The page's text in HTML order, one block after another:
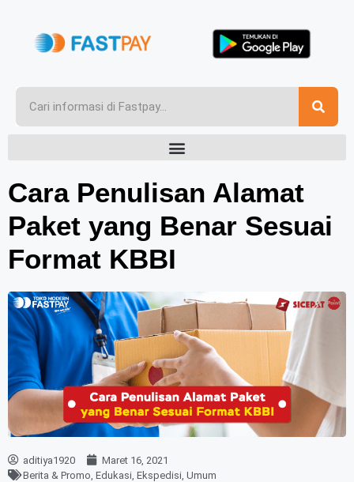
Cara Penulisan Alamat
Paket yang Benar Sesuai
Format KBBI
aditiya1920
Maret 16, 2021
Berita & Promo Edukasi Ekspedisi Umum